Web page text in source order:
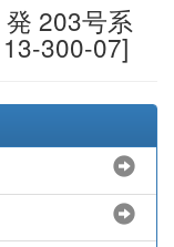
203号系
300-07]